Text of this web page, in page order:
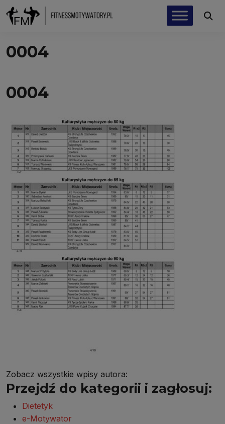
0004
0004
Zobacz wszystkie wpisy autora:
Przejdź do kategorii i zagłosuj:
Dietetyk
e-Motywator